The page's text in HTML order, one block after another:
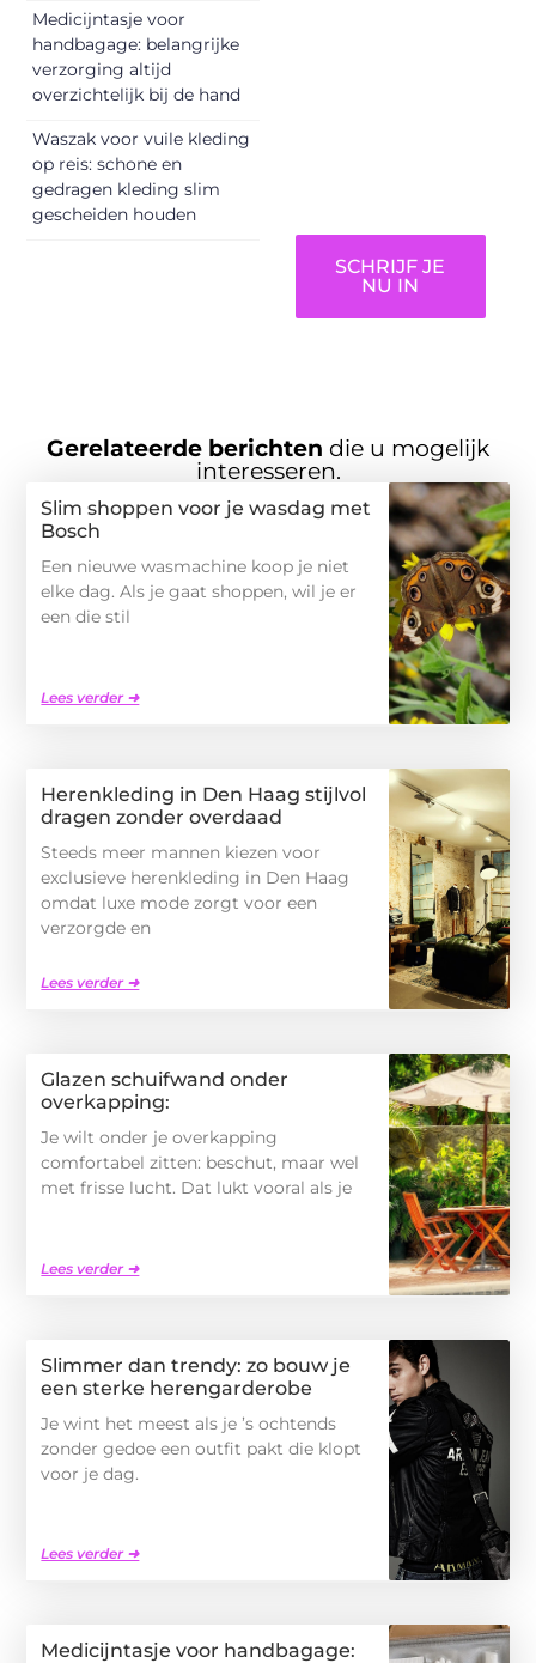
Medicijntasje voor
handbagage: belangrijke
verzorging altijd
overzichtelijk bij de hand
Waszak voor vuile kleding
op reis: schone en
gedragen kleding slim
gescheiden houden
SCHRIJF JE
NU IN
Gerelateerde berichten die u mogelijk
interesseren.
Slim shoppen voor je wasdag met
Bosch
Een nieuwe wasmachine koop je niet
elke dag. Als je gaat shoppen, wil je er
een die stil
Lees verder ➜
Herenkleding in Den Haag stijlvol
dragen zonder overdaad
Steeds meer mannen kiezen voor
exclusieve herenkleding in Den Haag
omdat luxe mode zorgt voor een
verzorgde en
Lees verder ➜
Glazen schuifwand onder
overkapping:
Je wilt onder je overkapping
comfortabel zitten: beschut, maar wel
met frisse lucht. Dat lukt vooral als je
Lees verder ➜
Slimmer dan trendy: zo bouw je
een sterke herengarderobe
Je wint het meest als je ’s ochtends
zonder gedoe een outfit pakt die klopt
voor je dag.
Lees verder ➜
Medicijntasje voor handbagage: